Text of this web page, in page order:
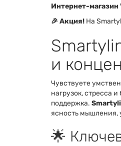
Интернет-
🎉 Акция! На
и
Чувствуете
нагрузок, стресса
поддержка.
ясность мышления,
🌟